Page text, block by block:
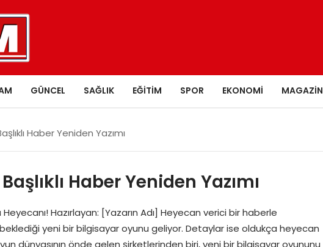
GÜNCEL SAĞLIK EĞITIM SPOR EKONOMI MAGAZIN
Haber Yeniden Yazımı
Haber Yeniden Yazımı
Hazırlayan: [Yazarın Adı] Heyecan verici bir haberle
beklediği yeni bir bilgisayar oyunu geliyor. Detaylar ise oldukça heyecan
dünyasının önde gelen şirketlerinden biri, yeni bir bilgisayar oyununu